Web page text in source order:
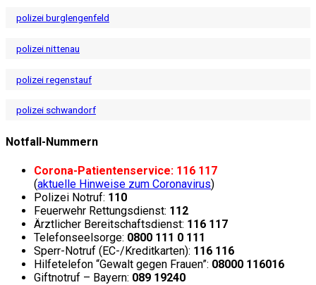
polizei burglengenfeld
polizei nittenau
polizei regenstauf
polizei schwandorf
Notfall-Nummern
Corona-Patientenservice: 116 117
(aktuelle Hinweise zum Coronavirus)
Polizei Notruf: 110
Feuerwehr Rettungsdienst: 112
Ärztlicher Bereitschaftsdienst: 116 117
Telefonseelsorge: 0800 111 0 111
Sperr-Notruf (EC-/Kreditkarten): 116 116
Hilfetelefon “Gewalt gegen Frauen”: 08000 116016
Giftnotruf – Bayern: 089 19240